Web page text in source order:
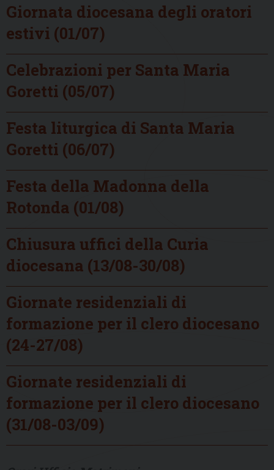
Giornata diocesana degli oratori
estivi (01/07)
Celebrazioni per Santa Maria
Goretti (05/07)
Festa liturgica di Santa Maria
Goretti (06/07)
Festa della Madonna della
Rotonda (01/08)
Chiusura uffici della Curia
diocesana (13/08-30/08)
Giornate residenziali di
formazione per il clero diocesano
(24-27/08)
Giornate residenziali di
formazione per il clero diocesano
(31/08-03/09)